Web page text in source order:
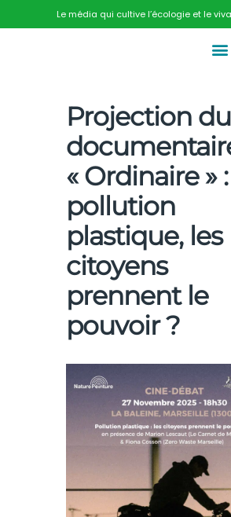
Le média qui cultive l’écologie et le
Projection du
« Ordinaire » :
pollution
plastique, les
citoyens
prennent le
pouvoir ?